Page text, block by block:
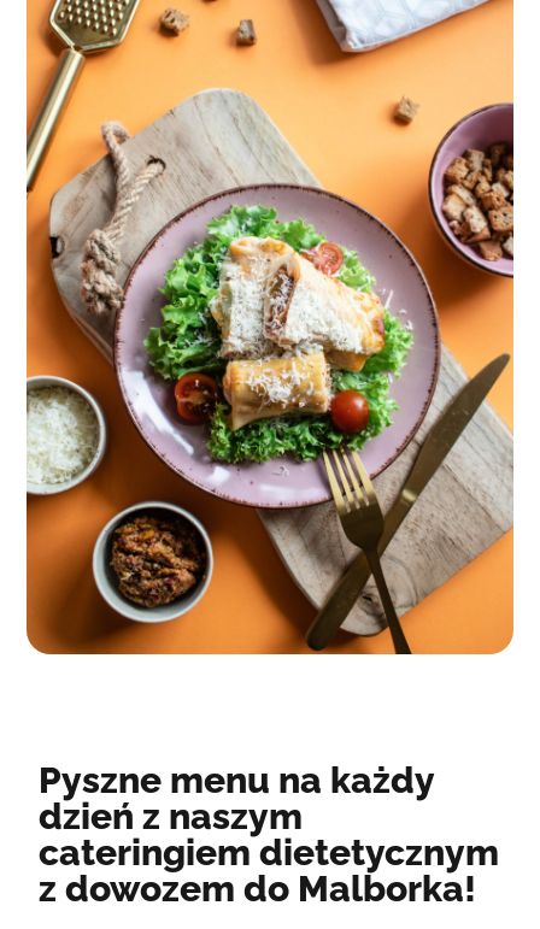
Pyszne menu na każdy
dzień z naszym
cateringiem dietetycznym
z dowozem do Malborka!